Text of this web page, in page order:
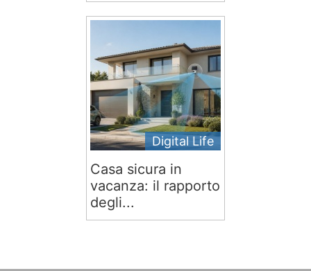
Digital Life
Casa sicura in
vacanza: il rapporto
degli...